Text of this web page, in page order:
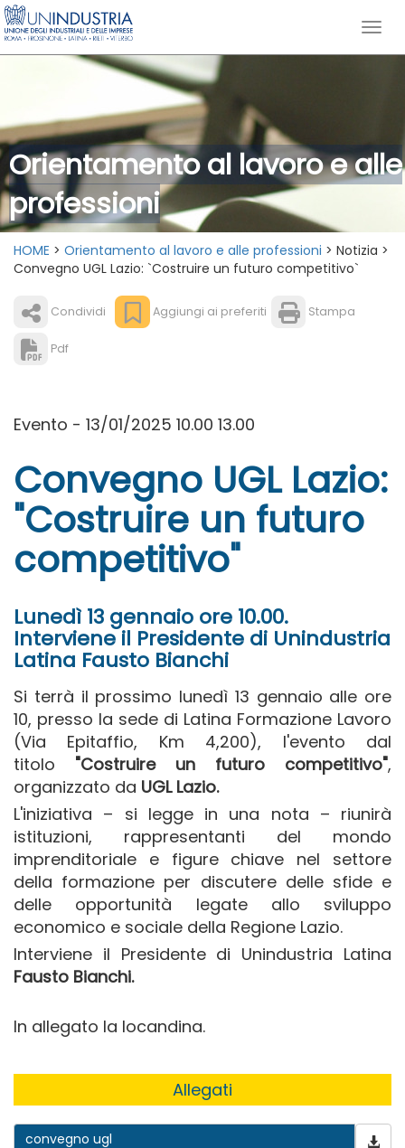
Orientamento al lavoro e alle
professioni
HOME > Orientamento al lavoro e alle professioni > Notizia >
Convegno UGL Lazio: `Costruire un futuro competitivo`
Condividi Aggiungi ai preferiti Stampa
Pdf
Evento - 13/01/2025 10.00 13.00
Convegno UGL Lazio:
"Costruire un futuro
competitivo"
Lunedì 13 gennaio ore 10.00.
Interviene il Presidente di Unindustria
Latina Fausto Bianchi
Si terrà il prossimo lunedì 13 gennaio alle ore
10, presso la sede di Latina Formazione Lavoro
(Via Epitaffio, Km 4,200), l'evento dal
titolo "Costruire un futuro competitivo",
organizzato da UGL Lazio.
L'iniziativa – si legge in una nota – riunirà
istituzioni, rappresentanti del mondo
imprenditoriale e figure chiave nel settore
della formazione per discutere delle sfide e
delle opportunità legate allo sviluppo
economico e sociale della Regione Lazio.
Interviene il Presidente di Unindustria Latina
Fausto Bianchi.
In allegato la locandina.
Allegati
convegno ugl